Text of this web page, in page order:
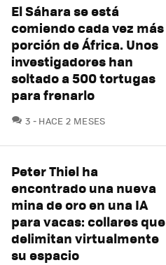
El Sáhara se está
comiendo cada vez más
porción de África. Unos
investigadores han
soltado a 500 tortugas
para frenarlo
3 COMENTARIOS
HACE 2 MESES
Peter Thiel ha
encontrado una nueva
mina de oro en una IA
para vacas: collares que
delimitan virtualmente
su espacio